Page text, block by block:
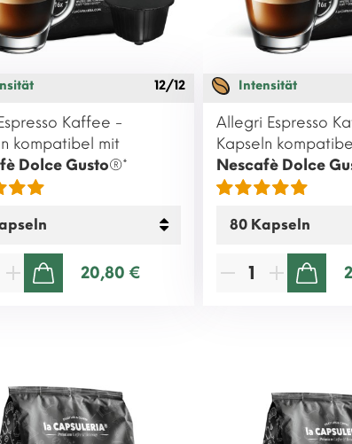
12/12
Kaffee -
kompatibel mit
Dolce Gusto®*
20,80 €
Intensität
Allegri Espresso
Kapseln
Nescafè Dolce